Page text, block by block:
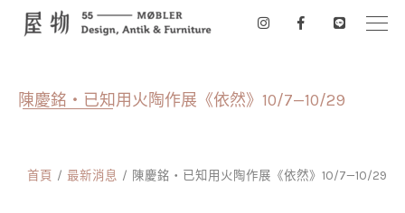
陳慶銘・已知用火陶作展《依然》10/7—10/29
首頁 最新消息 陳慶銘・已知用火陶作展《依然》10/7—10/29